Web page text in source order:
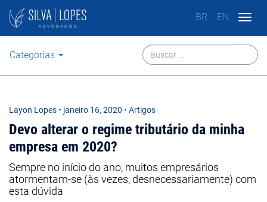
BR EN
Categorias
Layon Lopes • janeiro 16, 2020 • Artigos
Devo alterar o regime tributário da minha
empresa em 2020?
Sempre no início do ano, muitos empresários
atormentam-se (às vezes, desnecessariamente) com
esta dúvida